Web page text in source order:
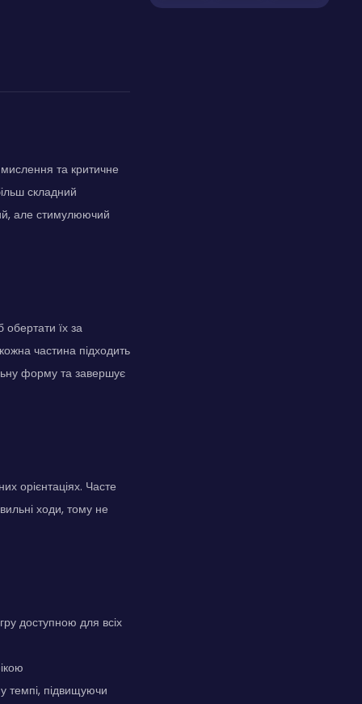
та критичне
складний
але стимулюючий
їх за
частина підходить
форму та завершує
орієнтаціях. Часте
ходи, тому не
доступною для всіх
темпі, підвищуючи